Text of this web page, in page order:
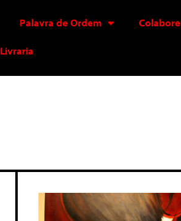
Palavra de Ordem Colabore
Livraria